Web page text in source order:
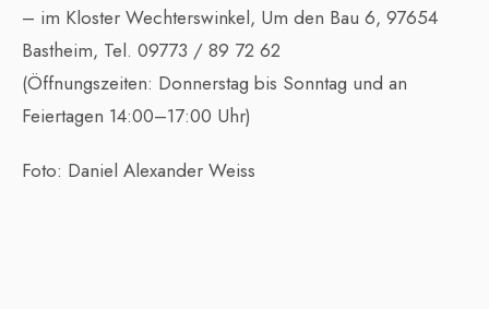
– im Kloster Wechterswinkel, Um den Bau 6, 97654
Bastheim, Tel. 09773 / 89 72 62
(Öffnungszeiten: Donnerstag bis Sonntag und an
Feiertagen 14:00–17:00 Uhr)
Foto: Daniel Alexander Weiss